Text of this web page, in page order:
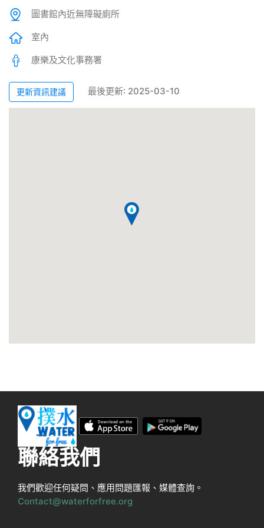
圖書館內近無障礙廁所
室內
康樂及文化事務署
更新資訊建議 最後更新: 2025-03-10
聯絡我們
我們歡迎任何疑問、應用問題匯報、媒體查詢。
Contact@waterforfree.org